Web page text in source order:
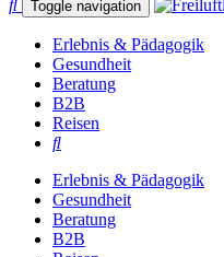
Toggle navigation
Erlebnis & Pädagogik
Gesundheit
Beratung
B2B
Reisen
Erlebnis & Pädagogik
Gesundheit
Beratung
B2B